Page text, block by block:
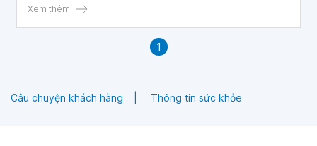
cũng có thể được sử dụng cho các mục đích không được
tôi sẽ cung cấp những thông tin hữu ích để bạn hiểu hơn
về công dụng, chỉ định và lưu ý khi dùng thuốc Amzeeq
Xem thêm
1
Câu chuyện khách hàng Thông tin sức khỏe